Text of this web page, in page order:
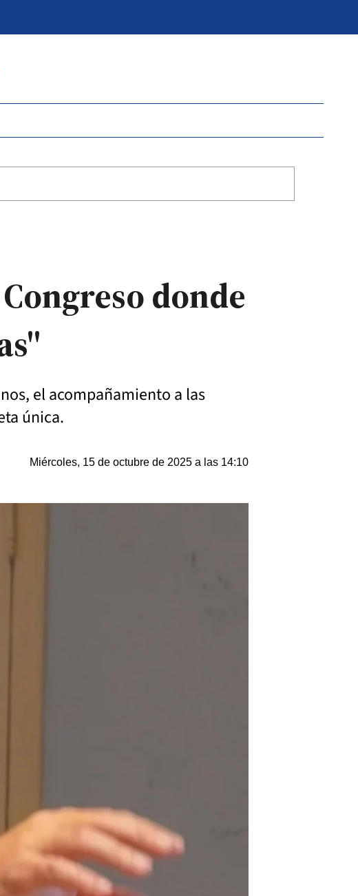
donde
el acompañamiento a las
única.
Miércoles, 15 de octubre de 2025 a las 14:10